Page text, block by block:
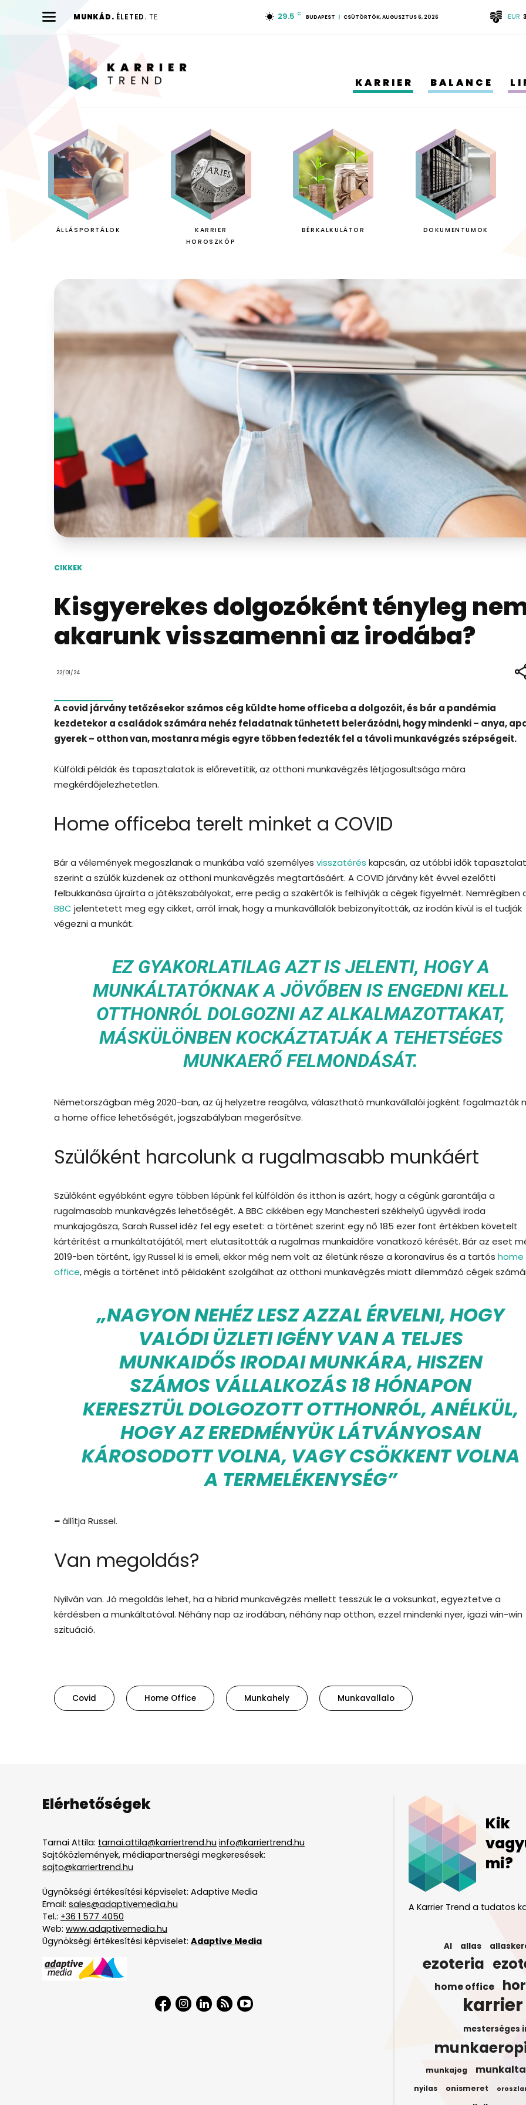
MUNKÁD. ÉLETED. TE. 29.5 C BUDAPEST CSÜTÖRTÖK, AUGUSZTUS 6, 2026 EUR
KARRIER BALANCE
ÁLLÁSPORTÁLOK
KARRIER
HOROSZKÓP
BÉRKALKULÁTOR DOKUMENTUMOK
CIKKEK
Kisgyerekes dolgozóként tényleg
akarunk visszamenni az irodába?
22/01/24
A covid járvány tetőzésekor számos cég küldte home officeba a dolgozóit, és bár a pandémia
kezdetekor a családok számára nehéz feladatnak tűnhetett belerázódni, hogy mindenki – anya,
gyerek – otthon van, mostanra mégis egyre többen fedezték fel a távoli munkavégzés szépségeit.
Külföldi példák és tapasztalatok is előrevetítik, az otthoni munkavégzés létjogosultsága mára
megkérdőjelezhetetlen.
Home officeba terelt minket a COVID
Bár a vélemények megoszlanak a munkába való személyes visszatérés kapcsán, az utóbbi idők
szerint a szülők küzdenek az otthoni munkavégzés megtartásáért. A COVID járvány két évvel ezelőtti
felbukkanása újraírta a játékszabályokat, erre pedig a szakértők is felhívják a cégek figyelmét. Nemrégiben
BBC jelentetett meg egy cikket, arról írnak, hogy a munkavállalók bebizonyították, az irodán kívül is el tudják
végezni a munkát.
EZ GYAKORLATILAG AZT IS JELENTI, HOGY A
MUNKÁLTATÓKNAK A JÖVŐBEN IS ENGEDNI KELL
OTTHONRÓL DOLGOZNI AZ ALKALMAZOTTAKAT,
MÁSKÜLÖNBEN KOCKÁZTATJÁK A TEHETSÉGES
MUNKAERŐ FELMONDÁSÁT.
Németországban még 2020-ban, az új helyzetre reagálva, választható munkavállalói jogként fogalmazták
a home office lehetőségét, jogszabályban megerősítve.
Szülőként harcolunk a rugalmasabb munkáért
Szülőként egyébként egyre többen lépünk fel külföldön és itthon is azért, hogy a cégünk garantálja a
rugalmasabb munkavégzés lehetőségét. A BBC cikkében egy Manchesteri székhelyű ügyvédi iroda
munkajogásza, Sarah Russel idéz fel egy esetet: a történet szerint egy nő 185 ezer font értékben követelt
kártérítést a munkáltatójától, mert elutasították a rugalmas munkaidőre vonatkozó kérését. Bár az eset
2019-ben történt, így Russel ki is emeli, ekkor még nem volt az életünk része a koronavírus és a tartós home
office, mégis a történet intő példaként szolgálhat az otthoni munkavégzés miatt dilemmázó cégek
„NAGYON NEHÉZ LESZ AZZAL ÉRVELNI, HOGY
VALÓDI ÜZLETI IGÉNY VAN A TELJES
MUNKAIDŐS IRODAI MUNKÁRA, HISZEN
SZÁMOS VÁLLALKOZÁS 18 HÓNAPON
KERESZTÜL DOLGOZOTT OTTHONRÓL, ANÉLKÜL,
HOGY AZ EREDMÉNYÜK LÁTVÁNYOSAN
KÁROSODOTT VOLNA, VAGY CSÖKKENT VOLNA
A TERMELÉKENYSÉG”
–állítja Russel.
Van megoldás?
Nyilván van. Jó megoldás lehet, ha a hibrid munkavégzés mellett tesszük le a voksunkat, egyeztetve a
kérdésben a munkáltatóval. Néhány nap az irodában, néhány nap otthon, ezzel mindenki nyer, igazi win-win
szituáció.
Covid Home Office Munkahely Munkavallalo
Elérhetőségek
Tarnai Attila: tarnai.attila@karriertrend.hu info@karriertrend.hu
Sajtóközlemények, médiapartnerségi megkeresések:
sajto@karriertrend.hu
Ügynökségi értékesítési képviselet: Adaptive Media
Email: sales@adaptivemedia.hu
Tel.: +36 1 577 4050
Web: www.adaptivemedia.hu
Ügynökségi értékesítési képviselet: Adaptive Media
Kik
mi?
A Karrier Trend a tudatos
AI allas
ezoteria
home office
karrier
mesterséges
munkajog
nyilas onismeret